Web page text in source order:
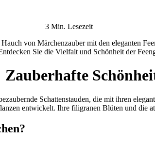
3 Min. Lesezeit
von Märchenzauber mit den eleganten
Sie die Vielfalt und Schönheit der
Zauberhafte
Schattenstauden, die mit ihren
entwickelt. Ihre filigranen Blüten und die